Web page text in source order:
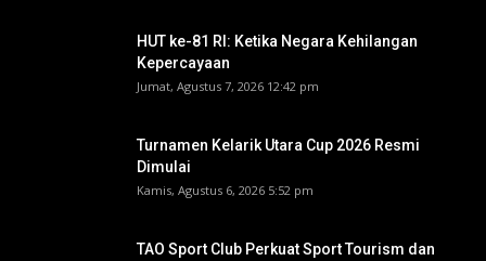
HUT ke-81 RI: Ketika Negara Kehilangan
Kepercayaan
Jumat, Agustus 7, 2026 12:42 pm
Turnamen Kelarik Utara Cup 2026 Resmi
Dimulai
Kamis, Agustus 6, 2026 5:52 pm
TAO Sport Club Perkuat Sport Tourism dan